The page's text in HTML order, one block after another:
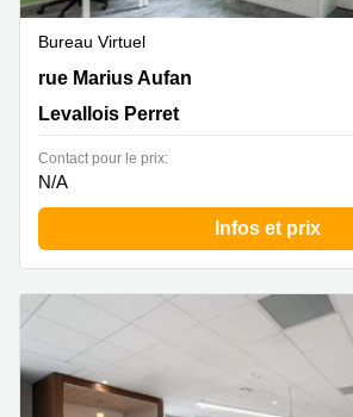
Bureau Virtuel
20-22 rue Marius Aufan, Levallois Perret
rue Marius Aufan
Levallois Perret
Contact pour le prix:
N/A
Infos et prix